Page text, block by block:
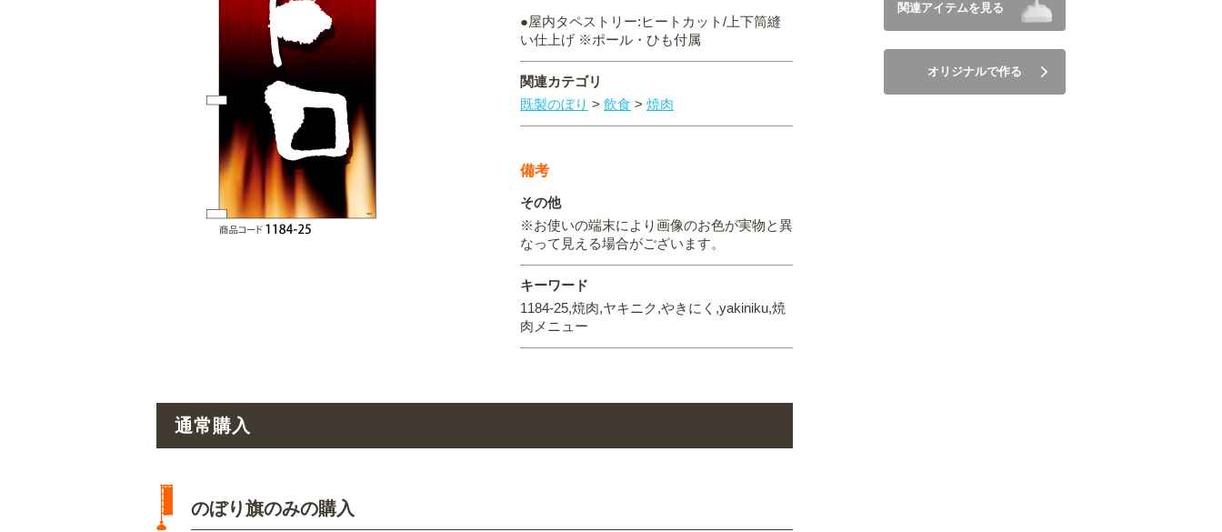
●屋内タペストリー:ヒートカット/上下筒縫
い仕上げ ※ポール・ひも付属
関連カテゴリ
既製のぼり > 飲食 > 焼肉
備考
その他
※お使いの端末により画像のお色が実物と異
なって見える場合がございます。
キーワード
1184-25,焼肉,ヤキニク,やきにく,yakiniku,焼
肉メニュー
通常購入
のぼり旗のみの購入
関連アイテムを見る
オリジナルで作る